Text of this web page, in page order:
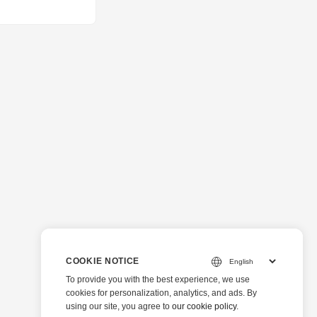
COOKIE NOTICE
To provide you with the best experience, we use
cookies for personalization, analytics, and ads. By
using our site, you agree to our cookie policy.